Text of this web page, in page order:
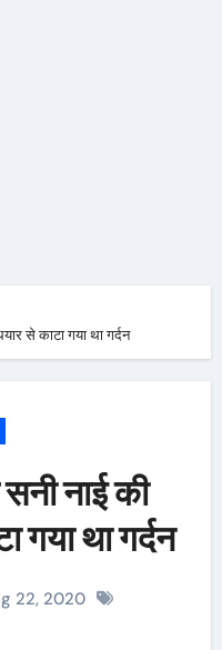
से काटा गया था गर्दन
नाई की
गया था गर्दन
22, 2020